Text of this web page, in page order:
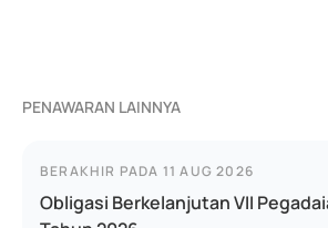
PENAWARAN LAINNYA
BERAKHIR PADA 11 AUG 2026
Obligasi Berkelanjutan VII